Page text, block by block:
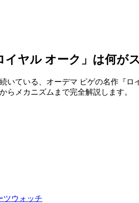
ヤル オーク」は何が
いている、オーデマ ピゲの名作『
らメカニズムまで完全解説します。
ツウォッチ